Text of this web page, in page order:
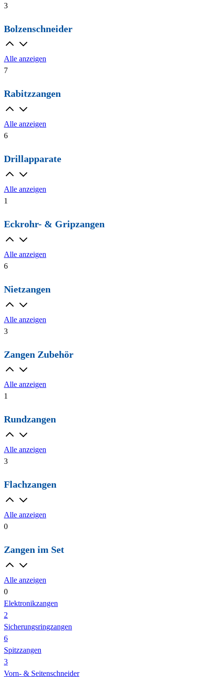
3
Bolzenschneider
Alle anzeigen
7
Rabitzzangen
Alle anzeigen
6
Drillapparate
Alle anzeigen
1
Eckrohr- & Gripzangen
Alle anzeigen
6
Nietzangen
Alle anzeigen
3
Zangen Zubehör
Alle anzeigen
1
Rundzangen
Alle anzeigen
3
Flachzangen
Alle anzeigen
0
Zangen im Set
Alle anzeigen
0
Elektronikzangen
2
Sicherungsringzangen
6
Spitzzangen
3
Vorn- & Seitenschneider